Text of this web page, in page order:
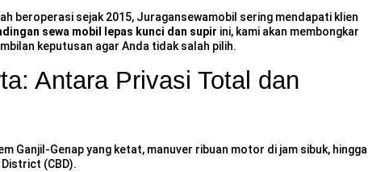
beroperasi sejak 2015, Juragansewamobil sering mendapati klien
sewa mobil lepas kunci dan supir ini, kami akan membongkar
keputusan agar Anda tidak salah pilih.
Antara Privasi Total dan
Ganjil-Genap yang ketat, manuver ribuan motor di jam sibuk, hingga
(CBD).